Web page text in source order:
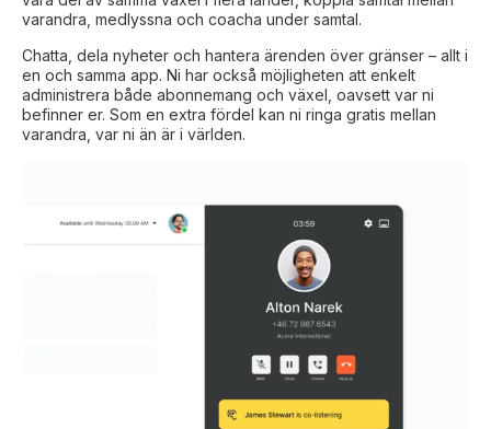
varandra, medlyssna och coacha under samtal.
Chatta, dela nyheter och hantera ärenden över gränser – allt i
en och samma app. Ni har också möjligheten att enkelt
administrera både abonnemang och växel, oavsett var ni
befinner er. Som en extra fördel kan ni ringa gratis mellan
varandra, var ni än är i världen.